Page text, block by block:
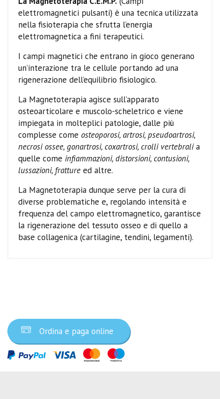
elettromagnetici pulsanti) è una tecnica utilizzata
nella fisioterapia che sfrutta l’energia
elettromagnetica a fini terapeutici.
I campi magnetici che entrano in gioco generano
un’interazione tra le cellule portando ad una
rigenerazione dell’equilibrio fisiologico.
La Magnetoterapia agisce sull’apparato
osteoarticolare e muscolo-scheletrico e viene
impiegata in molteplici patologie, dalle più
complesse come osteoporosi, artrosi, pseudoartrosi,
necrosi ossee, gonartrosi, coxartrosi, crolli vertebralia
quelle come infiammazioni, distorsioni, contusioni,
lussazioni, fratture ed altre.
La Magnetoterapia dunque serve per la cura di
diverse problematiche e, regolando intensità e
frequenza del campo elettromagnetico, garantisce
la rigenerazione del tessuto osseo e di quello a
base collagenica (cartilagine, tendini, legamenti).
Ordina e paga online